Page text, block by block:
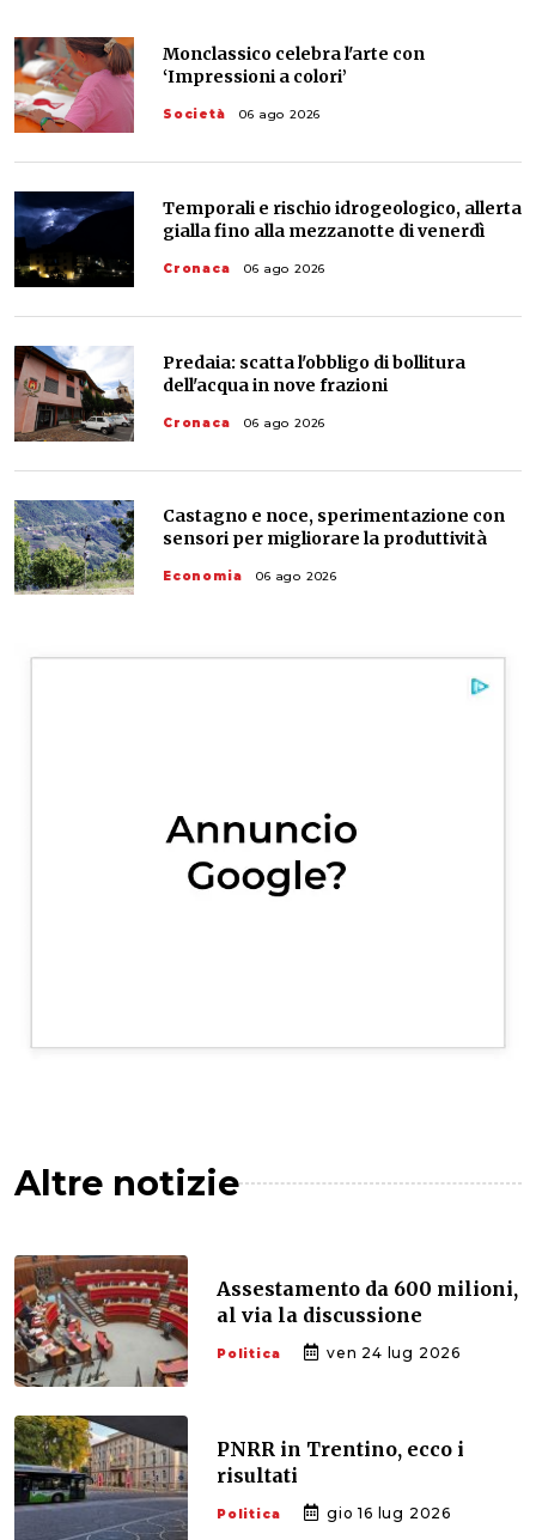
Monclassico celebra l'arte con
‘Impressioni a colori’
Società 06 ago 2026
Temporali e rischio idrogeologico, allerta
gialla fino alla mezzanotte di venerdì
Cronaca 06 ago 2026
Predaia: scatta l'obbligo di bollitura
dell'acqua in nove frazioni
Cronaca 06 ago 2026
Castagno e noce, sperimentazione con
sensori per migliorare la produttività
Economia 06 ago 2026
Altre notizie
Assestamento da 600 milioni,
al via la discussione
Politica ven 24 lug 2026
PNRR in Trentino, ecco i
risultati
Politica gio 16 lug 2026